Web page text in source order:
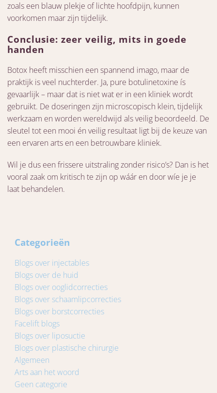
zoals een blauw plekje of lichte hoofdpijn, kunnen
voorkomen maar zijn tijdelijk.
Conclusie: zeer veilig, mits in goede
handen
Botox heeft misschien een spannend imago, maar de
praktijk is veel nuchterder. Ja, pure botulinetoxine ís
gevaarlijk – maar dat is niet wat er in een kliniek wordt
gebruikt. De doseringen zijn microscopisch klein, tijdelijk
werkzaam en worden wereldwijd als veilig beoordeeld. De
sleutel tot een mooi én veilig resultaat ligt bij de keuze van
een ervaren arts en een betrouwbare kliniek.
Wil je dus een frissere uitstraling zonder risico’s? Dan is het
vooral zaak om kritisch te zijn op wáár en door wíe je je
laat behandelen.
Categorieën
Blogs over injectables
Blogs over de huid
Blogs over ooglidcorrecties
Blogs over schaamlipcorrecties
Blogs over borstcorrecties
Facelift blogs
Blogs over liposuctie
Blogs over plastische chirurgie
Algemeen
Arts aan het woord
Geen categorie